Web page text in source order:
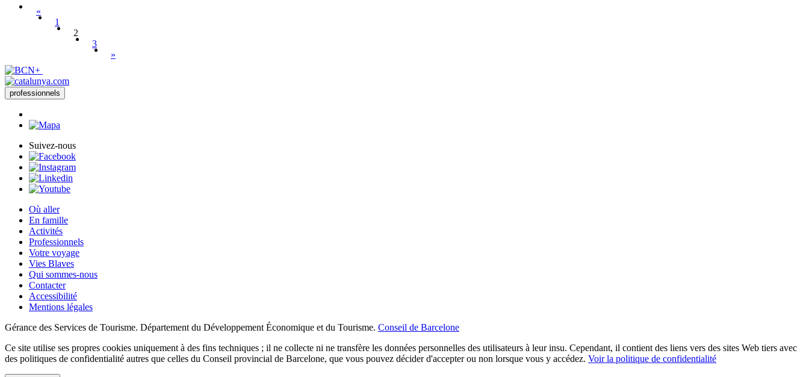
«
1
2
3
»
professionnels
Suivez-nous
Où aller
En famille
Activités
Professionnels
Votre voyage
Vies Blaves
Qui sommes-nous
Contacter
Accessibilité
Mentions légales
Gérance des Services de Tourisme. Département du Développement Économique et du Tourisme. Conseil de Barcelone
Ce site utilise ses propres cookies uniquement à des fins techniques ; il ne collecte ni ne transfère les données personnelles des utilisateurs à leur insu. Cependant, il contient des liens vers des sites Web tiers avec
des politiques de confidentialité autres que celles du Conseil provincial de Barcelone, que vous pouvez décider d'accepter ou non lorsque vous y accédez. Voir la politique de confidentialité